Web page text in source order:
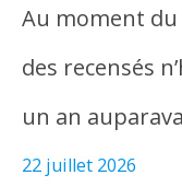
Au moment du
des recensés
un an
22 juillet 2026